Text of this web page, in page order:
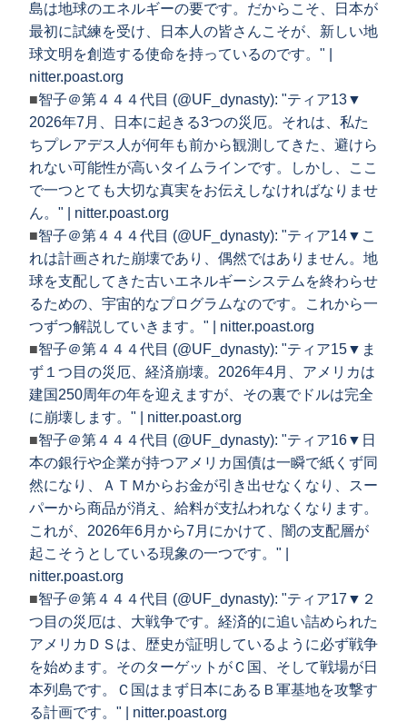
島は地球のエネルギーの要です。だからこそ、日本が
最初に試練を受け、日本人の皆さんこそが、新しい地
球文明を創造する使命を持っているのです。" |
nitter.poast.org
■智子＠第４４４代目 (@UF_dynasty): "ティア13▼
2026年7月、日本に起きる3つの災厄。それは、私た
ちプレアデス人が何年も前から観測してきた、避けら
れない可能性が高いタイムラインです。しかし、ここ
で一つとても大切な真実をお伝えしなければなりませ
ん。" | nitter.poast.org
■智子＠第４４４代目 (@UF_dynasty): "ティア14▼こ
れは計画された崩壊であり、偶然ではありません。地
球を支配してきた古いエネルギーシステムを終わらせ
るための、宇宙的なプログラムなのです。これから一
つずつ解説していきます。" | nitter.poast.org
■智子＠第４４４代目 (@UF_dynasty): "ティア15▼ま
ず１つ目の災厄、経済崩壊。2026年4月、アメリカは
建国250周年の年を迎えますが、その裏でドルは完全
に崩壊します。" | nitter.poast.org
■智子＠第４４４代目 (@UF_dynasty): "ティア16▼日
本の銀行や企業が持つアメリカ国債は一瞬で紙くず同
然になり、ＡＴＭからお金が引き出せなくなり、スー
パーから商品が消え、給料が支払われなくなります。
これが、2026年6月から7月にかけて、闇の支配層が
起こそうとしている現象の一つです。" |
nitter.poast.org
■智子＠第４４４代目 (@UF_dynasty): "ティア17▼２
つ目の災厄は、大戦争です。経済的に追い詰められた
アメリカＤＳは、歴史が証明しているように必ず戦争
を始めます。そのターゲットがＣ国、そして戦場が日
本列島です。Ｃ国はまず日本にあるＢ軍基地を攻撃す
る計画です。" | nitter.poast.org